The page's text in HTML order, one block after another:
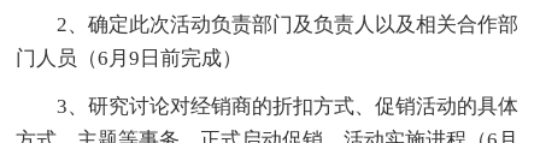
2、确定此次活动负责部门及负责人以及相关合作部
门人员（6月9日前完成）
3、研究讨论对经销商的折扣方式、促销活动的具体